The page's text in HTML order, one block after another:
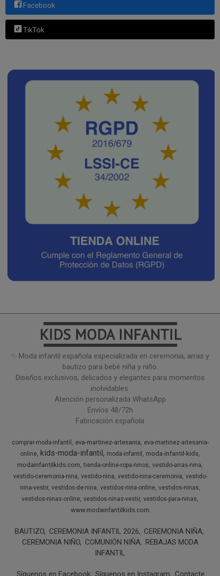
Facebook
TikTok
━━━━━━━━━━━━━━━
KIDS MODA INFANTIL
━━━━━━━━━━━━━━━
✨ Moda infantil española especializada en ceremonia, arras y
bautizo para bebé niña y niño.
Diseños exclusivos, delicados y elegantes para momentos
inolvidables.
Atención personalizada WhatsApp
Envíos 48/72h
Fabricación española
comprar-moda-infantil eva-martinez-artesania
eva-martinez-artesania-
online
kids-moda-infantil moda-infantil
moda-infantil-kids
modainfantilkids.com tienda-online-ropa-ninos vestido-arras-nina
vestido-ceremonia-nina vestido-nina vestido-nina-ceremonia vestido-
nina-vestir vestidos-de-nina vestidos-nina-online vestidos-ninas
vestidos-ninas-online vestidos-ninas-vestir vestidos-para-ninas
www.modainfantilkids.com
BAUTIZO CEREMONIA INFANTIL 2026
CEREMONIA NIÑA
CEREMONIA NIÑO COMUNIÓN NIÑA REBAJAS MODA
INFANTIL
Síguenos en Facebook Síguenos en Instagram Contacte